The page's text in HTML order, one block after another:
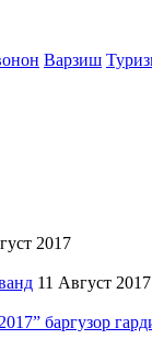
Варзиш
2017
11 Август 2017
баргузор